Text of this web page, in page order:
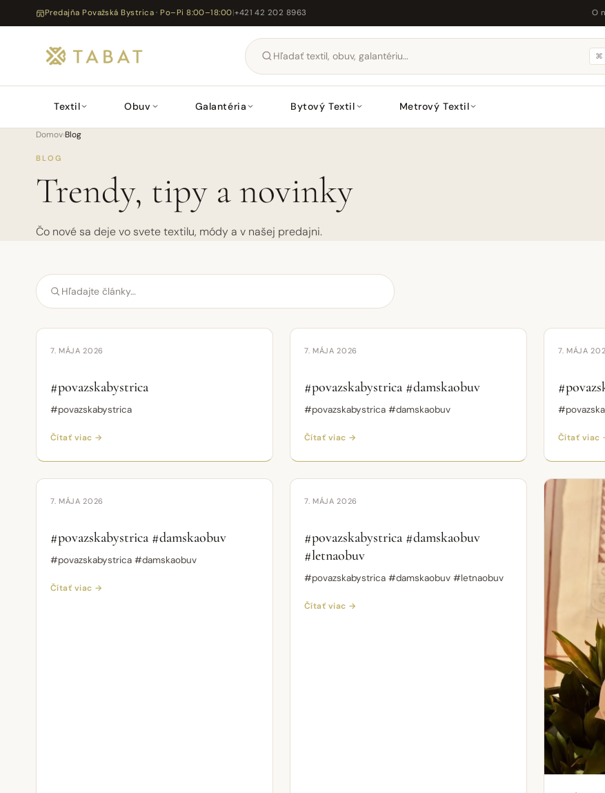
Predajňa Považská Bystrica · Po–Pi 8:00–18:00|+421 42 202 8963 O
⌘
Textil Obuv Galantéria Bytový Textil Metrový Textil
Domov›Blog
BLOG
Trendy, tipy a novinky
Čo nové sa deje vo svete textilu, módy a v našej predajni.
Krátke video
VIDEO
7. MÁJA 2026
#povazskabystrica
#povazskabystrica
Čítať viac →
VIDEO
7. MÁJA 2026
#povazskabystrica #damskaobuv
#povazskabystrica #damskaobuv
Čítať viac →
VIDEO
7. MÁJA
Čítať viac
Krátke video
VIDEO
7. MÁJA 2026
#povazskabystrica #damskaobuv
#povazskabystrica #damskaobuv
Čítať viac →
Krátke video
VIDEO
7. MÁJA 2026
#povazskabystrica #damskaobuv
#letnaobuv
#povazskabystrica #damskaobuv #letnaobuv
Čítať viac →